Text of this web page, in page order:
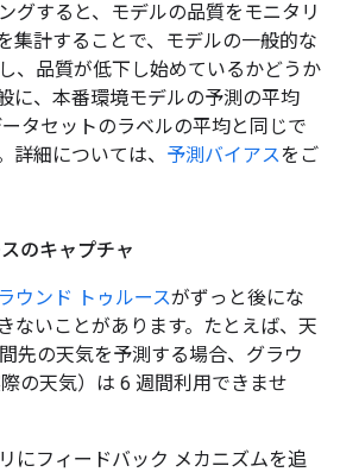
グすると、モデルの品質をモニタリ
集計することで、モデルの一般的な
、品質が低下し始めているかどうか
に、本番環境モデルの予測の平均
タセットのラベルの平均と同じで
詳細については、 予測バイアスをご
のキャプチャ
ウンド トゥルースがずっと後にな
ないことがあります。たとえば、天
先の天気を予測する場合、グラウ
の天気）は 6 週間利用できませ
にフィードバック メカニズムを追